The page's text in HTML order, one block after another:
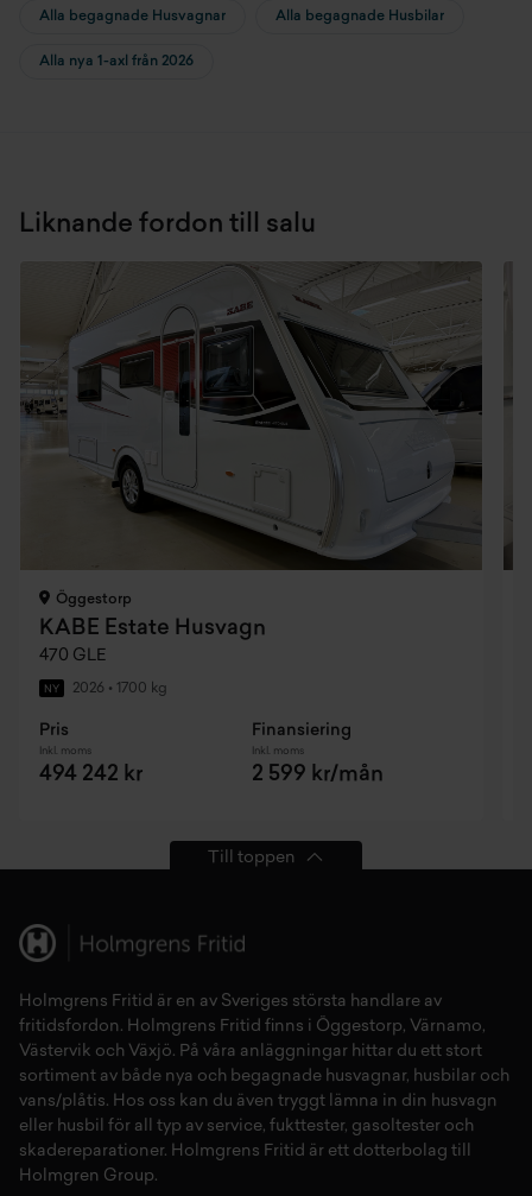
Alla begagnade Husvagnar Alla begagnade Husbilar
Alla nya 1-axl från 2026
Liknande fordon till salu
Öggestorp
KABE Estate Husvagn
470 GLE
NY 2026 • 1700 kg
Pris
Inkl. moms
494 242 kr
Finansiering
Inkl. moms
2 599 kr/mån
Till toppen
Holmgrens Fritid är en av Sveriges största handlare av
fritidsfordon . Holmgrens Fritid finns i Öggestorp, Värnamo,
Västervik och Växjö. På våra anläggningar hittar du ett stort
sortiment av både nya och begagnade husvagnar, husbilar och
vans/plåtis. Hos oss kan du även tryggt lämna in din husvagn
eller husbil för all typ av service, fukttester, gasoltester och
skadereparationer. Holmgrens Fritid är ett dotterbolag till
Holmgren Group.